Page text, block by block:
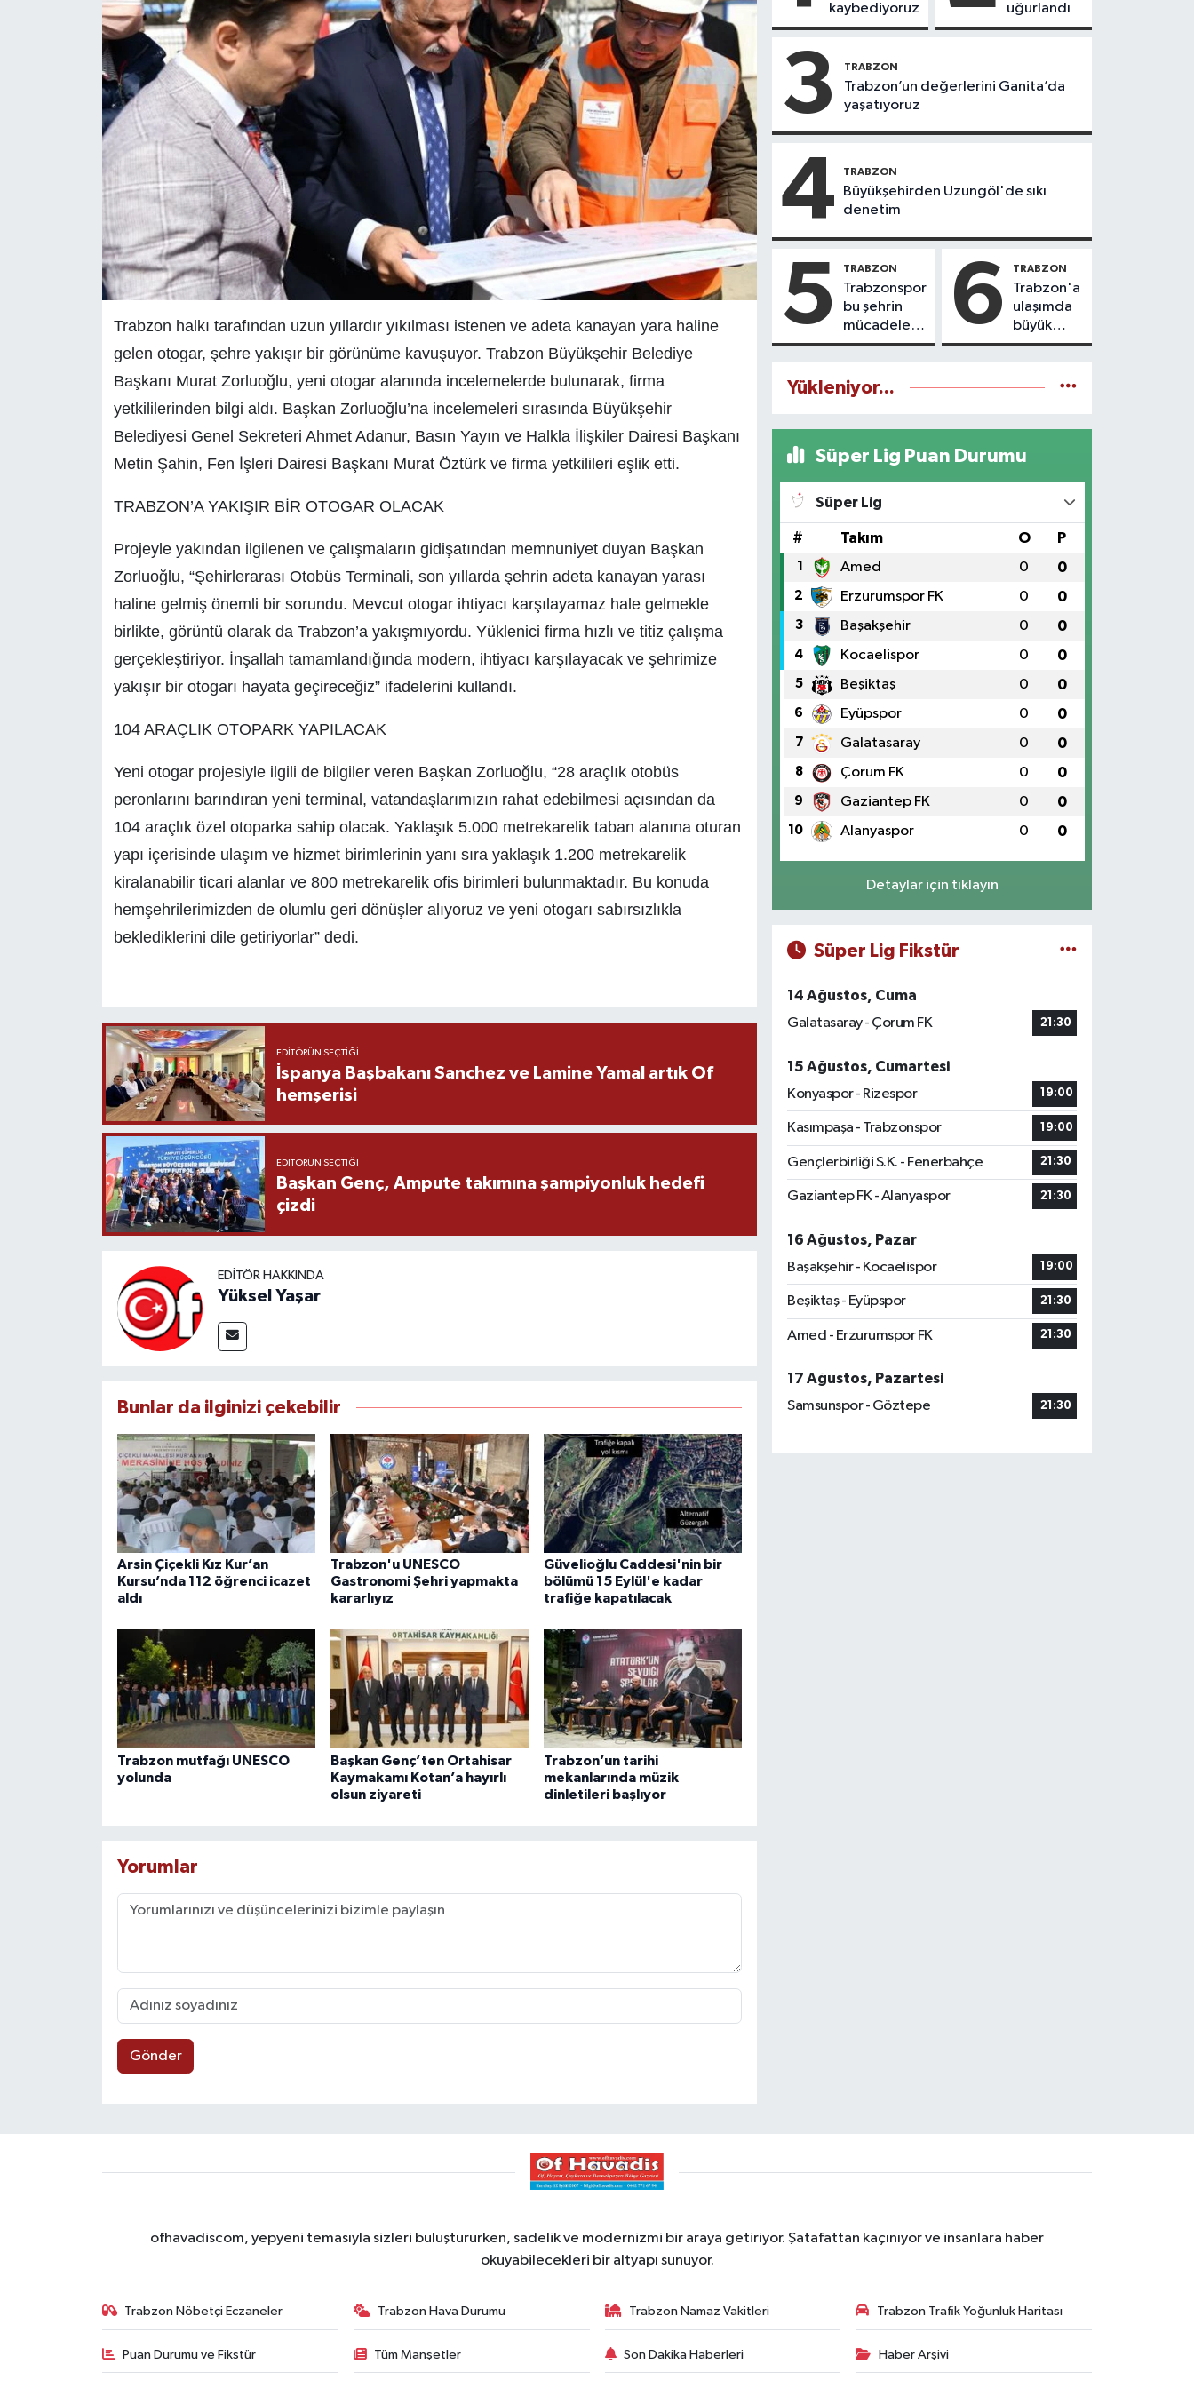
Trabzon halkı tarafından uzun yıllardır yıkılması istenen ve adeta kanayan yara haline
gelen otogar, şehre yakışır bir görünüme kavuşuyor. Trabzon Büyükşehir Belediye
Başkanı Murat Zorluoğlu, yeni otogar alanında incelemelerde bulunarak, firma
yetkililerinden bilgi aldı. Başkan Zorluoğlu’na incelemeleri sırasında Büyükşehir
Belediyesi Genel Sekreteri Ahmet Adanur, Basın Yayın ve Halkla İlişkiler Dairesi Başkanı
Metin Şahin, Fen İşleri Dairesi Başkanı Murat Öztürk ve firma yetkilileri eşlik etti.
TRABZON’A YAKIŞIR BİR OTOGAR OLACAK
Projeyle yakından ilgilenen ve çalışmaların gidişatından memnuniyet duyan Başkan
Zorluoğlu, “Şehirlerarası Otobüs Terminali, son yıllarda şehrin adeta kanayan yarası
haline gelmiş önemli bir sorundu. Mevcut otogar ihtiyacı karşılayamaz hale gelmekle
birlikte, görüntü olarak da Trabzon’a yakışmıyordu. Yüklenici firma hızlı ve titiz çalışma
gerçekleştiriyor. İnşallah tamamlandığında modern, ihtiyacı karşılayacak ve şehrimize
yakışır bir otogarı hayata geçireceğiz” ifadelerini kullandı.
104 ARAÇLIK OTOPARK YAPILACAK
Yeni otogar projesiyle ilgili de bilgiler veren Başkan Zorluoğlu, “28 araçlık otobüs
peronlarını barındıran yeni terminal, vatandaşlarımızın rahat edebilmesi açısından da
104 araçlık özel otoparka sahip olacak. Yaklaşık 5.000 metrekarelik taban alanına oturan
yapı içerisinde ulaşım ve hizmet birimlerinin yanı sıra yaklaşık 1.200 metrekarelik
kiralanabilir ticari alanlar ve 800 metrekarelik ofis birimleri bulunmaktadır. Bu konuda
hemşehrilerimizden de olumlu geri dönüşler alıyoruz ve yeni otogarı sabırsızlıkla
beklediklerini dile getiriyorlar” dedi.
EDITÖRÜN SEÇTIĞI
İspanya Başbakanı Sanchez ve Lamine Yamal artık Of
hemşerisi
EDITÖRÜN SEÇTIĞI
Başkan Genç, Ampute takımına şampiyonluk hedefi
çizdi
EDITÖR HAKKINDA
Yüksel Yaşar
Bunlar da ilginizi çekebilir
Arsin Çiçekli Kız Kur’an
Kursu’nda 112 öğrenci icazet
aldı
Trabzon'u UNESCO
Gastronomi Şehri yapmakta
kararlıyız
Güvelioğlu Caddesi'nin bir
bölümü 15 Eylül'e kadar
trafiğe kapatılacak
Trabzon mutfağı UNESCO
yolunda
Başkan Genç’ten Ortahisar
Kaymakamı Kotan’a hayırlı
olsun ziyareti
Trabzon’un tarihi
mekanlarında müzik
dinletileri başlıyor
Yorumlar
Gönder
kaybediyoruz
uğurlandı
3 TRABZON
Trabzon’un değerlerini Ganita’da
yaşatıyoruz
4 TRABZON
Büyükşehirden Uzungöl'de sıkı
denetim
5 TRABZON
Trabzonspor
bu şehrin
mücadele
ruhudur
6 TRABZON
Trabzon'a
ulaşımda
büyük
yatırımlar
Yükleniyor...
Süper Lig Puan Durumu
Süper Lig
# Takım O P
1 Amed 0 0
2 Erzurumspor FK 0 0
3 Başakşehir 0 0
4 Kocaelispor 0 0
5 Beşiktaş 0 0
6 Eyüpspor 0 0
7 Galatasaray 0 0
8 Çorum FK 0 0
9 Gaziantep FK 0 0
10 Alanyaspor 0 0
Detaylar için tıklayın
Süper Lig Fikstür
14 Ağustos, Cuma
Galatasaray - Çorum FK
21:30
15 Ağustos, Cumartesi
Konyaspor - Rizespor
19:00
Kasımpaşa - Trabzonspor 19:00
Gençlerbirliği S.K. - Fenerbahçe 21:30
Gaziantep FK - Alanyaspor 21:30
16 Ağustos, Pazar
Başakşehir - Kocaelispor
19:00
Beşiktaş - Eyüpspor 21:30
Amed - Erzurumspor FK 21:30
17 Ağustos, Pazartesi
Samsunspor - Göztepe
21:30
ofhavadiscom, yepyeni temasıyla sizleri buluştururken, sadelik ve modernizmi bir araya getiriyor. Şatafattan kaçınıyor ve insanlara haber
okuyabilecekleri bir altyapı sunuyor.
Trabzon Nöbetçi Eczaneler Trabzon Hava Durumu Trabzon Namaz Vakitleri Trabzon Trafik Yoğunluk Haritası
Puan Durumu ve Fikstür Tüm Manşetler Son Dakika Haberleri Haber Arşivi